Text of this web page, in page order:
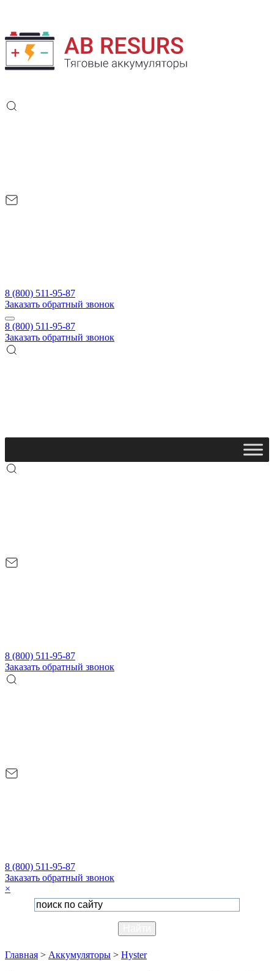
8 (800) 511-95-87
Заказать обратный звонок
8 (800) 511-95-87
Заказать обратный звонок
8 (800) 511-95-87
Заказать обратный звонок
8 (800) 511-95-87
Заказать обратный звонок
×
Главная > Аккумуляторы > Hyster